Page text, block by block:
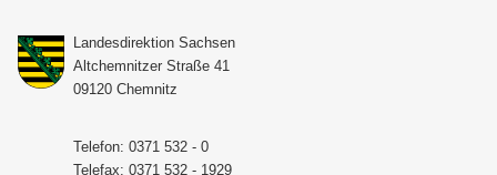
Lan­des­di­rek­ti­on Sach­sen
Alt­chem­nit­zer Stra­ße 41
09120 Chem­nitz
Te­le­fon: 0371 532 - 0
Te­le­fax: 0371 532 - 1929